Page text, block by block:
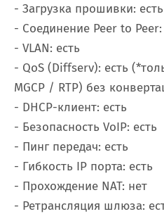
- Загрузка прошивки: есть
- Соединение Peer to Peer:
- VLAN: есть
- QoS (Diffserv): есть
MGCP / RTP) без
- DHCP-клиент: есть
- Безопасность VoIP: есть
- Пинг передач: есть
- Гибкость IP порта: есть
- Прохождение NAT: нет
- Ретрансляция шлюза: